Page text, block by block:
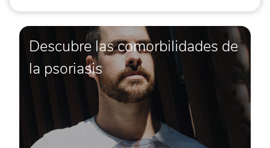
Descubre las comorbilidades de
la psoriasis